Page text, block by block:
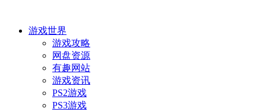
游戏世界
游戏攻略
网盘资源
有趣网站
游戏资讯
PS2游戏
PS3游戏